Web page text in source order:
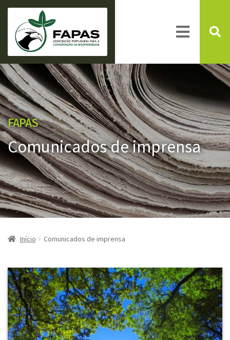
FAPAS
Comunicados de imprensa
Início Comunicados de imprensa